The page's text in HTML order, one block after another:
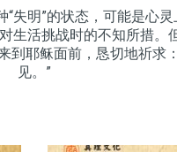
失明”的状态，可能是心
生活挑战时的不知所措。
到耶稣面前，恳切地祈求
见。”